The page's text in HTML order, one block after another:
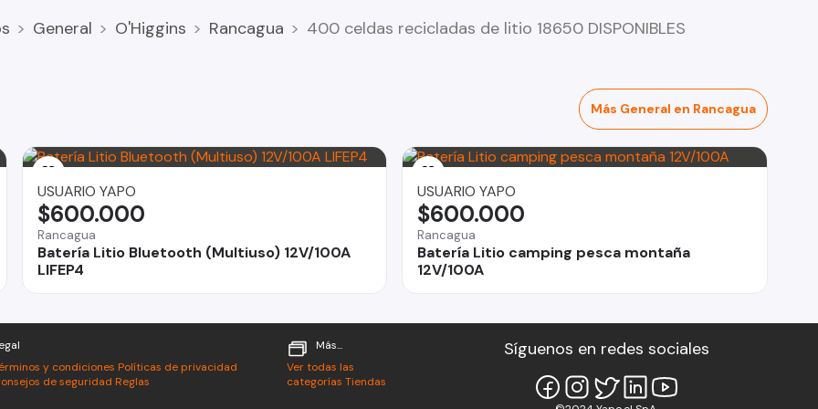
de baterías de ebike, scooter
General O'Higgins Rancagua 400 celdas recicladas de litio 18650 DISPONIBLES
Más General en Rancagua
USUARIO YAPO
Rancagua
Batería Litio Bluetooth (Multiuso) 12V/100A
LIFEP4
$600.000
USUARIO YAPO
Rancagua
Batería Litio camping pesca montaña
12V/100A
$600.000
y condiciones Políticas de privacidad
de seguridad Reglas
Más...
Ver todas las
categorías Tiendas
Síguenos en redes sociales